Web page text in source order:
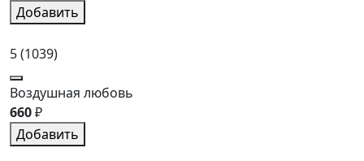
Добавить
5(1039)
Воздушная любовь
660₽
Добавить